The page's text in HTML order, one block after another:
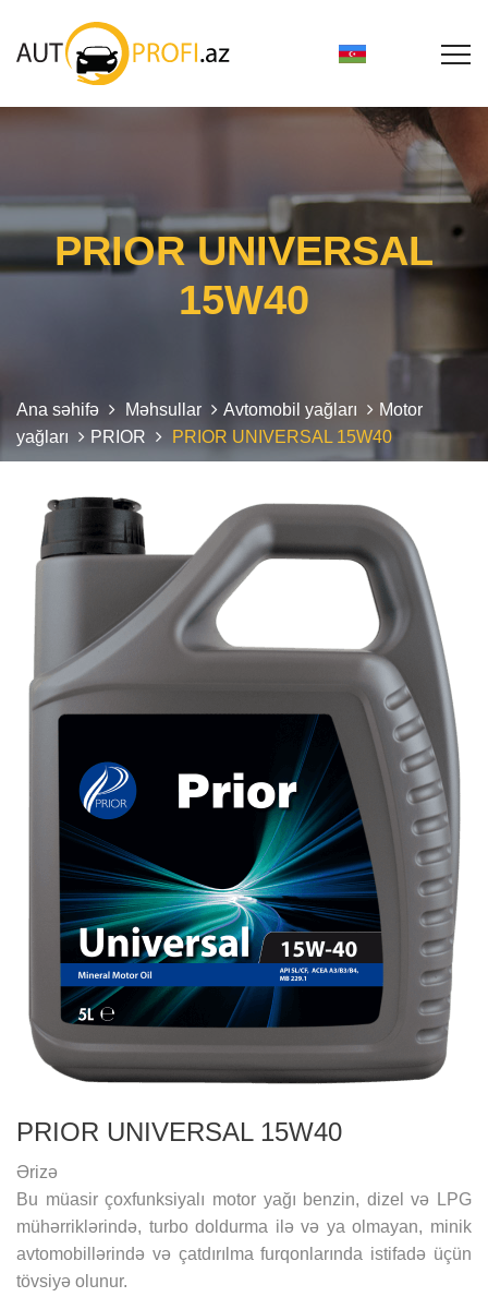
PRIOR UNIVERSAL
15W40
Ana səhifə Məhsullar Avtomobil yağları
Motor
yağları
PRIOR PRIOR UNIVERSAL 15W40
PRIOR UNIVERSAL 15W40
Ərizə
Bu müasir çoxfunksiyalı motor yağı benzin, dizel və LPG
mühərriklərində, turbo doldurma ilə və ya olmayan, minik
avtomobillərində və çatdırılma furqonlarında istifadə üçün
tövsiyə olunur.